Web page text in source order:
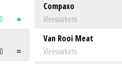
Compaxo
Vleesvarkens
Van Rooi Meat
Vleesvarkens